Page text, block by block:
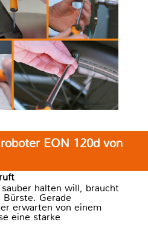
EON 120d von
halten will, braucht
Bürste. Gerade
erwarten von einem
eine starke